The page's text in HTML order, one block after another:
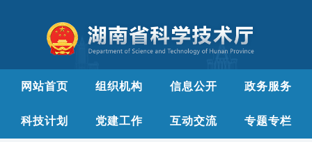
网站首页 组织机构 信息公开 政务服务
科技计划 党建工作 互动交流 专题专栏